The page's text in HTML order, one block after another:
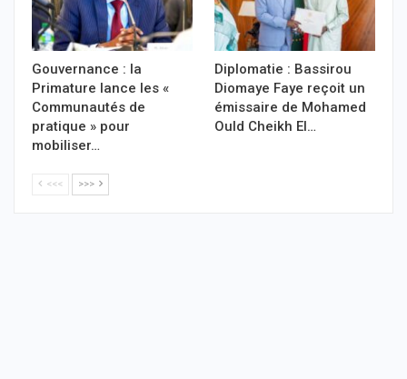
Gouvernance : la
Primature lance les «
Communautés de
pratique » pour
mobiliser…
Diplomatie : Bassirou
Diomaye Faye reçoit un
émissaire de Mohamed
Ould Cheikh El…
<<< >>>